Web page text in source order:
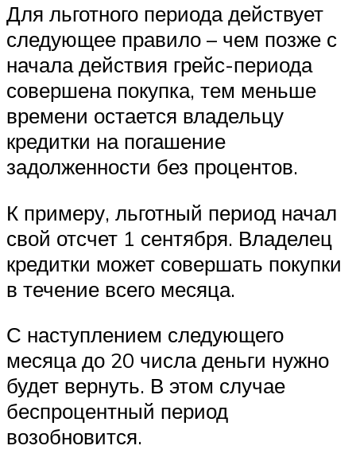
Для льготного периода действует
следующее правило – чем позже с
начала действия грейс-периода
совершена покупка, тем меньше
времени остается владельцу
кредитки на погашение
задолженности без процентов.
К примеру, льготный период начал
свой отсчет 1 сентября. Владелец
кредитки может совершать покупки
в течение всего месяца.
С наступлением следующего
месяца до 20 числа деньги нужно
будет вернуть. В этом случае
беспроцентный период
возобновится.